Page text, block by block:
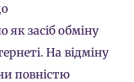
як засіб обміну
На відміну
повністю